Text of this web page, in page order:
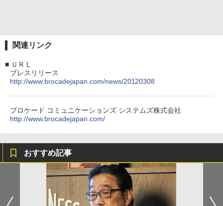
関連リンク
■ ＵＲＬ
プレスリリース
http://www.brocadejapan.com/news/20120308
ブロケード コミュニケーションズ システムズ株式会社
http://www.brocadejapan.com/
おすすめ記事